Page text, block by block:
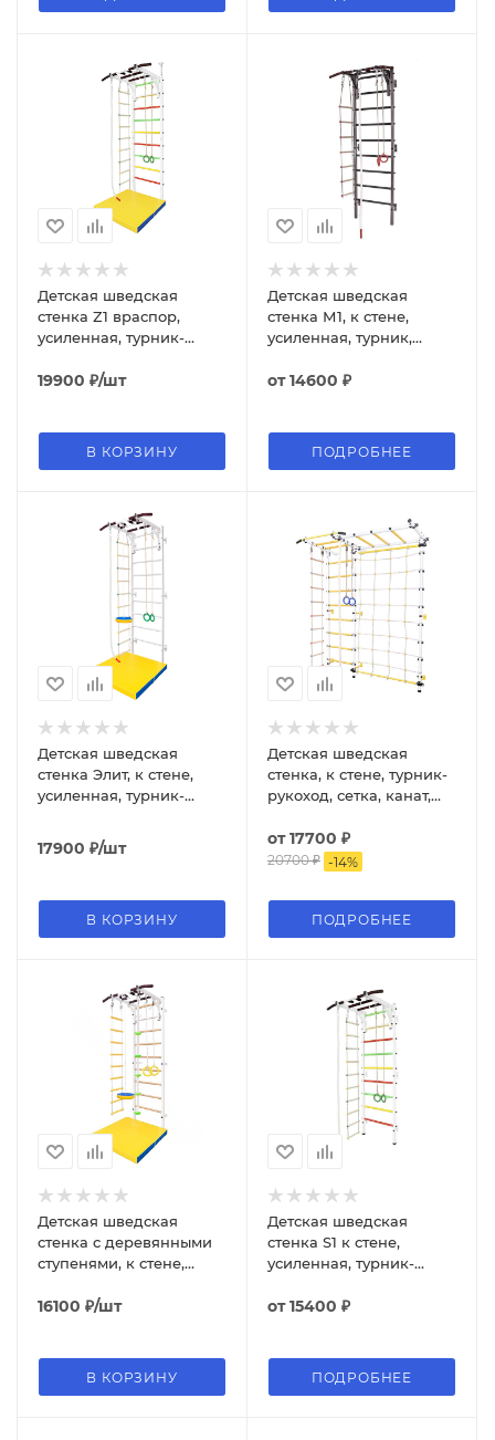
Детская шведская
стенка Z1 враспор,
усиленная, турник-
лестница веревочная
19900 ₽/шт
В КОРЗИНУ
Детская шведская
стенка М1, к стене,
усиленная, турник,
веревочная лестница
от14600 ₽
ПОДРОБНЕЕ
Детская шведская
стенка Элит, к стене,
усиленная, турник-
канат, кольца,
веревочная лестница
17900 ₽/шт
В КОРЗИНУ
Детская шведская
стенка, к стене, турник-
рукоход, сетка, канат,
лестница
от17700 ₽
20700 ₽ -14%
ПОДРОБНЕЕ
Детская шведская
стенка с деревянными
ступенями, к стене,
тарзанка, веревочная
16100 ₽/шт
В КОРЗИНУ
Детская шведская
стенка S1 к стене,
усиленная, турник-
веревочная лестница
от15400 ₽
ПОДРОБНЕЕ